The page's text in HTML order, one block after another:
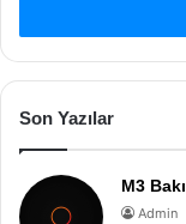
Son Yazılar
M3
Admin